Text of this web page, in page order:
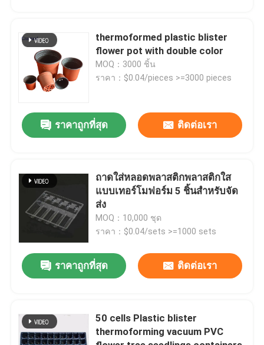
thermoformed plastic blister
flower pot with double color
MOQ：3000 ชิ้น
ราคา：$0.04/pieces >=3000 pieces
ราคาถูกที่สุด ติดต่อเรา
ถาดใส่หลอดพลาสติกพลาสติกใส
แบบเทอร์โมฟอร์ม 5 ชิ้นสำหรับจัด
ส่ง
MOQ：10,000 ชุด
ราคา：$0.04/sets >=1000 sets
ราคาถูกที่สุด ติดต่อเรา
50 cells Plastic blister
thermoforming vacuum PVC